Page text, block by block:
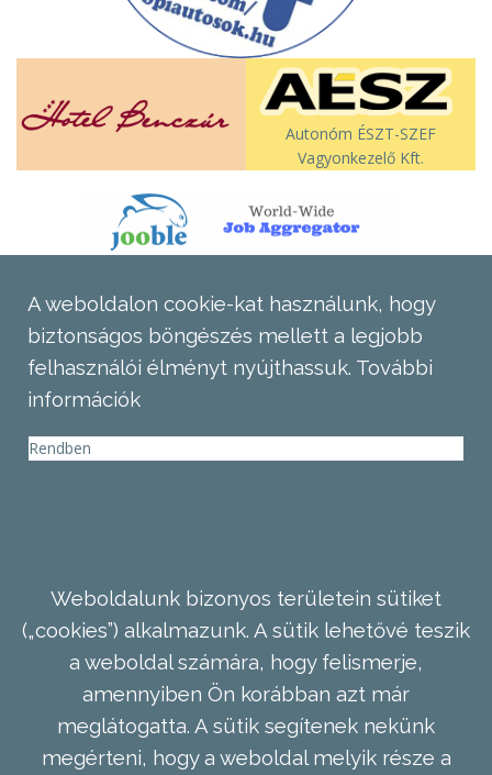
Autonóm ÉSZT-SZEF
Vagyonkezelő Kft.
A weboldalon cookie-kat használunk, hogy
biztonságos böngészés mellett a legjobb
felhasználói élményt nyújthassuk. További
információk
Rendben
Weboldalunk bizonyos területein sütiket
(„cookies”) alkalmazunk. A sütik lehetővé teszik
a weboldal számára, hogy felismerje,
amennyiben Ön korábban azt már
meglátogatta. A sütik segítenek nekünk
megérteni, hogy a weboldal melyik része a